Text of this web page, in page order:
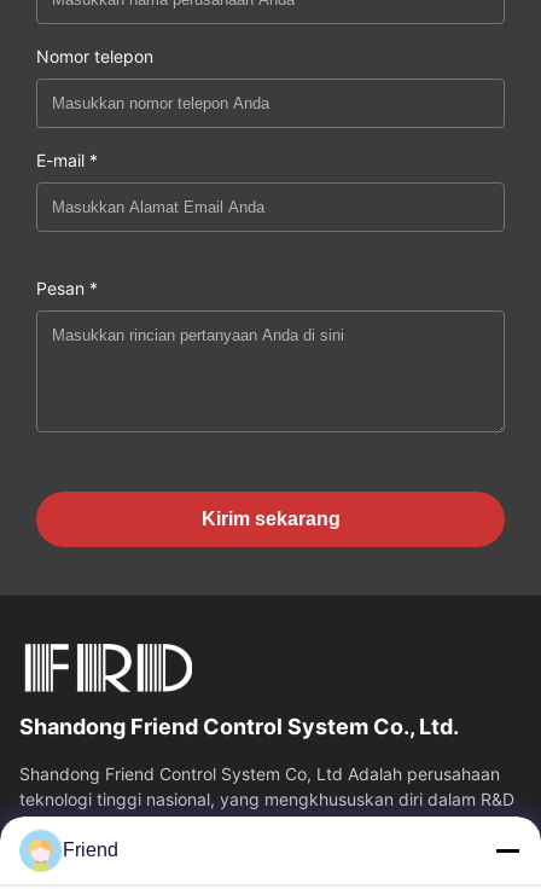
Nomor telepon
E-mail *
Pesan *
Kirim sekarang
Shandong Friend Control System Co., Ltd.
Shandong Friend Control System Co, Ltd Adalah perusahaan
teknologi tinggi nasional, yang mengkhususkan diri dalam R&D
instrumentasi, manufaktur...
Tautan Cepat
Friend